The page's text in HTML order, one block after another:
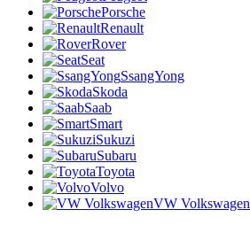
Porsche
Renault
Rover
Seat
SsangYong
Skoda
Saab
Smart
Sukuzi
Subaru
Toyota
Volvo
VW Volkswagen